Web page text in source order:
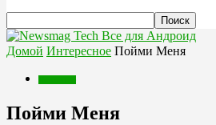
Все для Андроид
Домой Интересное Пойми Меня
Пойми Меня